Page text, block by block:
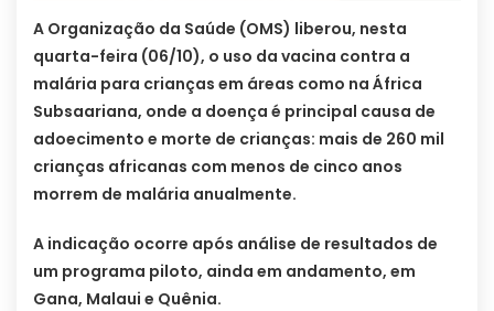
A Organização da Saúde (OMS) liberou, nesta
quarta-feira (06/10), o uso da vacina contra a
malária para crianças em áreas como na África
Subsaariana, onde a doença é principal causa de
adoecimento e morte de crianças: mais de 260 mil
crianças africanas com menos de cinco anos
morrem de malária anualmente.
A indicação ocorre após análise de resultados de
um programa piloto, ainda em andamento, em
Gana, Malaui e Quênia.